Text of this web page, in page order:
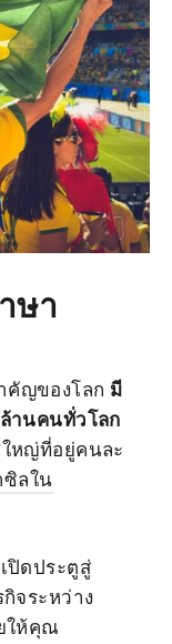
ษา
คัญของโลก มี
านคนทั่วโลก
ใหญ่ที่อยู่คนละ
ซิลใน
ปิดประตูสู่
จระหว่าง
ให้คุณ